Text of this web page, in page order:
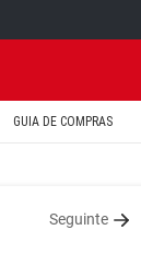
GUIA DE COMPRAS
Seguinte